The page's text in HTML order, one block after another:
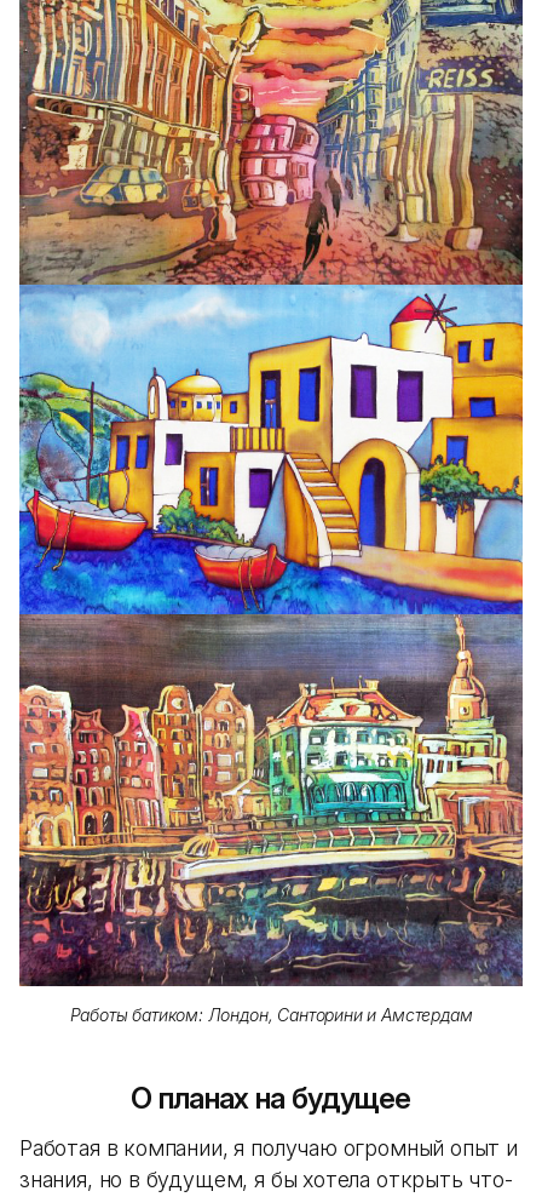
Работы батиком: Лондон, Санторини и Амстердам
О планах на будущее
Работая в компании, я получаю огромный опыт и
знания, но в будущем, я бы хотела открыть что-